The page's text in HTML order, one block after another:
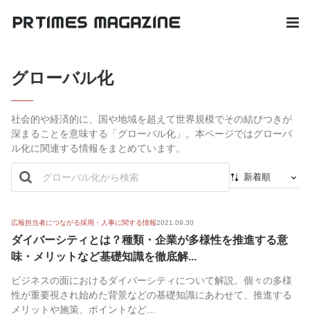
グローバル化
社会的や経済的に、国や地域を超えて世界規模でその結びつきが
深まることを意味する「グローバル化」。本ページではグローバ
ル化に関連する情報をまとめています。
新着順
人気順
広報担当者につながる採用・人事に関する情報2021.09.30
ダイバーシティとは？種類・企業が多様性を推進する意
味・メリットなど基礎知識を徹底解...
ビジネスの面におけるダイバーシティについて解説。個々の多様
性が重要視され始めた背景などの基礎知識にあわせて、推進する
メリットや施策、ポイントなど...